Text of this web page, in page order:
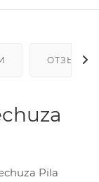
ОТЗЫВЫ
Pila